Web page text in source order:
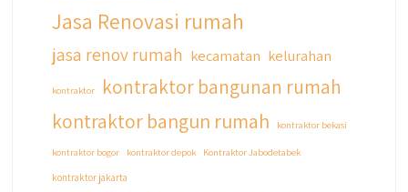
Jasa Renovasi rumah
jasa renov rumah kecamatan kelurahan
kontraktor
kontraktor bangunan rumah
kontraktor bangun rumah
kontraktor bekasi
kontraktor bogor kontraktor depok
Kontraktor Jabodetabek
kontraktor jakarta